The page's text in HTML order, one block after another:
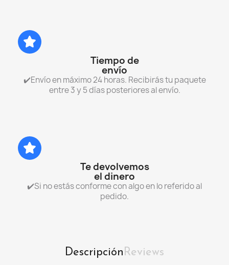
Tiempo de
envío
✔️Envío en máximo 24 horas. Recibirás tu paquete
entre 3 y 5 días posteriores al envío.
Te devolvemos
el dinero
✔️Si no estás conforme con algo en lo referido al
pedido.
DescripciónReviews